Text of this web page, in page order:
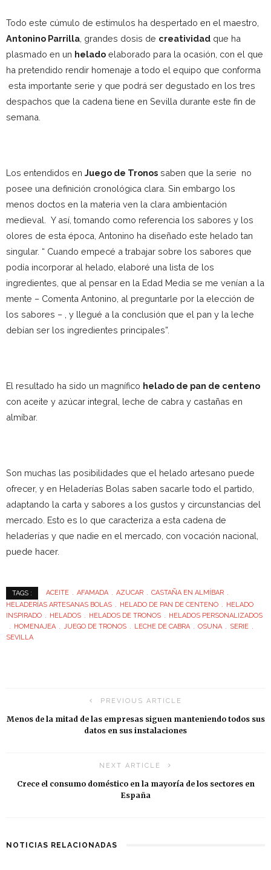
Todo este cúmulo de estímulos ha despertado en el maestro,
Antonino Parrilla , grandes dosis de creatividad que ha
plasmado en un helado elaborado para la ocasión, con el que
ha pretendido rendir homenaje a todo el equipo que conforma
esta importante serie y que podrá ser degustado en los tres
despachos que la cadena tiene en Sevilla durante este fin de
semana.
Los entendidos en Juego de Tronos saben que la serie no
posee una definición cronológica clara. Sin embargo los
menos doctos en la materia ven la clara ambientación
medieval. Y así, tomando como referencia los sabores y los
olores de esta época, Antonino ha diseñado este helado tan
singular. “ Cuando empecé a trabajar sobre los sabores que
podía incorporar al helado, elaboré una lista de los
ingredientes, que al pensar en la Edad Media se me venían a la
mente – Comenta Antonino, al preguntarle por la elección de
los sabores – , y llegué a la conclusión que el pan y la leche
debían ser los ingredientes principales”.
El resultado ha sido un magnífico helado de pan de centeno
con aceite y azúcar integral, leche de cabra y castañas en
almíbar.
Son muchas las posibilidades que el helado artesano puede
ofrecer, y en Heladerías Bolas saben sacarle todo el partido,
adaptando la carta y sabores a los gustos y circunstancias del
mercado. Esto es lo que caracteriza a esta cadena de
heladerías y que nadie en el mercado, con vocación nacional,
puede hacer.
TAGS : ACEITE AFAMADA AZUCAR
CASTAÑA EN ALMÍBAR
HELADERÍAS ARTESANAS BOLAS
HELADO DE PAN DE CENTENO
HELADO
INSPIRADO
HELADOS HELADOS DE TRONOS
HELADOS PERSONALIZADOS
HOMENAJEA
JUEGO DE TRONOS LECHE DE CABRA OSUNA
SERIE
SEVILLA
PREVIOUS ARTICLE
Menos de la mitad de las empresas siguen manteniendo todos sus
datos en sus instalaciones
NEXT ARTICLE
Crece el consumo doméstico en la mayoría de los sectores en
España
NOTICIAS RELACIONADAS